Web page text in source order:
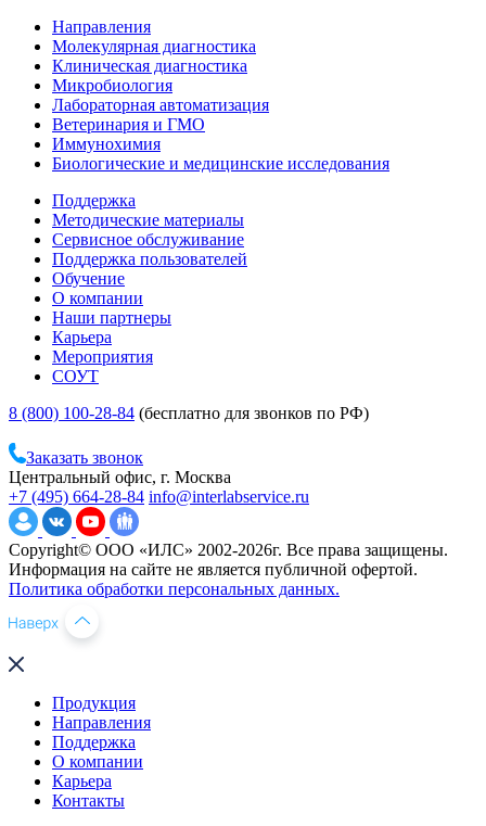
Направления
Молекулярная диагностика
Клиническая диагностика
Микробиология
Лабораторная автоматизация
Ветеринария и ГМО
Иммунохимия
Биологические и медицинские исследования
Поддержка
Методические материалы
Сервисное обслуживание
Поддержка пользователей
Обучение
О компании
Наши партнеры
Карьера
Мероприятия
СОУТ
8 (800) 100-28-84 (бесплатно для звонков по РФ)
Заказать звонок
Центральный офис, г. Москва
+7 (495) 664-28-84 info@interlabservice.ru
Copyright© ООО «ИЛС» 2002-2026г. Все права защищены.
Информация на сайте не является публичной офертой.
Политика обработки персональных данных.
Продукция
Направления
Поддержка
О компании
Карьера
Контакты